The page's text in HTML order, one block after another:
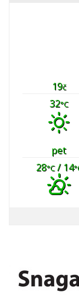
19č
32°C
pet
28°C/ 14